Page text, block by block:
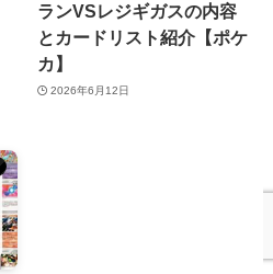
ランVSレジギガスの内容
とカードリスト紹介【ポケ
カ】
2026年6月12日